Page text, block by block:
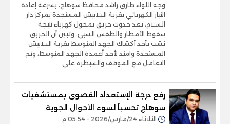
وجه اللواء طارق راشد محافظ سوهاج، بسرعة إعادة
التيار الكهربائي بقرية البلابيش المستجدة بمركز دار
السلام، بعد حدوث حريق بمحول كهرباء نتيجة
سقوط الأمطار والطقس السيئ. وتبين أن الحريق
نشب بأحد أكشاك الجهد المتوسط بقرية البلابيش
المستجدة وامتد لأحد أعمدة الجهد المتوسط، وتم
التعامل مع الموقف والسيطرة على
رفع درجة الإستعداد القصوى بمستشفيات
سوهاج تحسباً لسوء الأحوال الجوية
الثلاثاء 24/مارس/2026 - 05:54 م